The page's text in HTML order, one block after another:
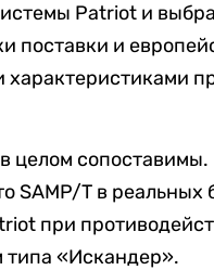
Patriot и
поставки и
характеристиками
целом сопоставимы.
SAMP/T в реальных
при
«Искандер».